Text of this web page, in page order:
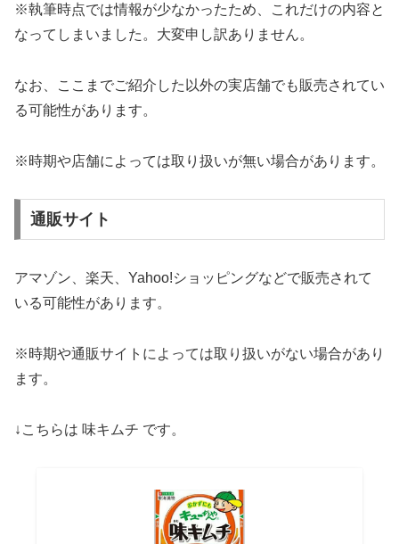
※執筆時点では情報が少なかったため、これだけの内容と
なってしまいました。大変申し訳ありません。
なお、ここまでご紹介した以外の実店舗でも販売されてい
る可能性があります。
※時期や店舗によっては取り扱いが無い場合があります。
通販サイト
アマゾン、楽天、Yahoo!ショッピングなどで販売されて
いる可能性があります。
※時期や通販サイトによっては取り扱いがない場合があり
ます。
↓こちらは 味キムチ です。